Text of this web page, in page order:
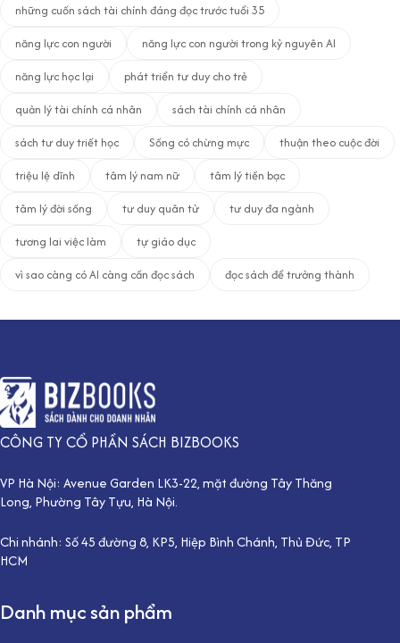
những cuốn sách tài chính đáng đọc trước tuổi 35
năng lực con người
năng lực con người trong kỷ nguyên AI
năng lực học lại
phát triển tư duy cho trẻ
quản lý tài chính cá nhân
sách tài chính cá nhân
sách tư duy triết học
Sống có chừng mực
thuận theo cuộc đời
triệu lệ dĩnh
tâm lý nam nữ
tâm lý tiền bạc
tâm lý đời sống
tư duy quân tử
tư duy đa ngành
tương lai việc làm
tự giáo dục
vì sao càng có AI càng cần đọc sách
đọc sách để trưởng thành
CÔNG TY CỔ PHẦN SÁCH BIZBOOKS
VP Hà Nội: Avenue Garden LK3-22, mặt đường Tây Thăng
Long, Phường Tây Tựu, Hà Nội.
Chi nhánh: Số 45 đường 8, KP5, Hiệp Bình Chánh, Thủ Đức, TP
HCM
Danh mục sản phẩm